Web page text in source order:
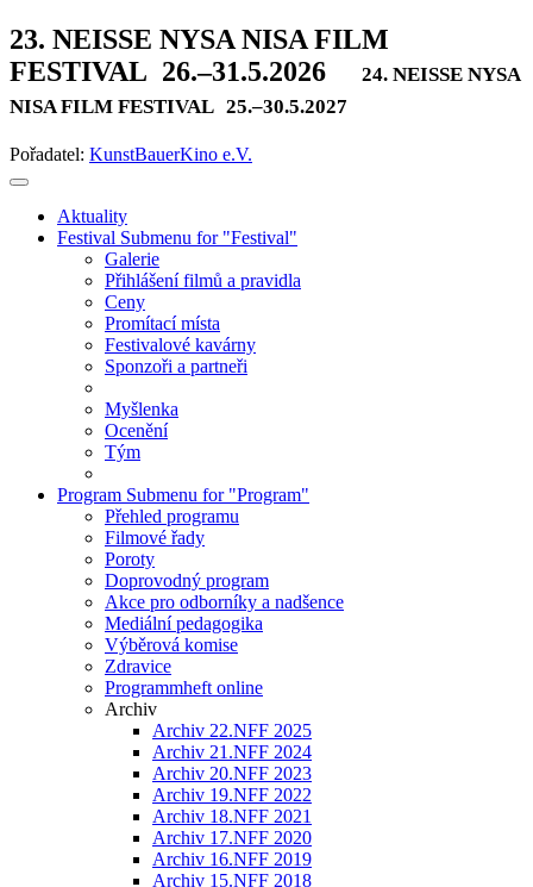
23. NEISSE NYSA NISA FILM
FESTIVAL 26.–31.5.2026
24. NEISSE NYSA
NISA FILM FESTIVAL 25.–30.5.2027
Pořadatel: KunstBauerKino e.V.
Aktuality
Festival Submenu for "Festival"
Galerie
Přihlášení filmů a pravidla
Ceny
Promítací místa
Festivalové kavárny
Sponzoři a partneři
Myšlenka
Ocenění
Tým
Program Submenu for "Program"
Přehled programu
Filmové řady
Poroty
Doprovodný program
Akce pro odborníky a nadšence
Mediální pedagogika
Výběrová komise
Zdravice
Programmheft online
Archiv
Archiv 22.NFF 2025
Archiv 21.NFF 2024
Archiv 20.NFF 2023
Archiv 19.NFF 2022
Archiv 18.NFF 2021
Archiv 17.NFF 2020
Archiv 16.NFF 2019
Archiv 15.NFF 2018